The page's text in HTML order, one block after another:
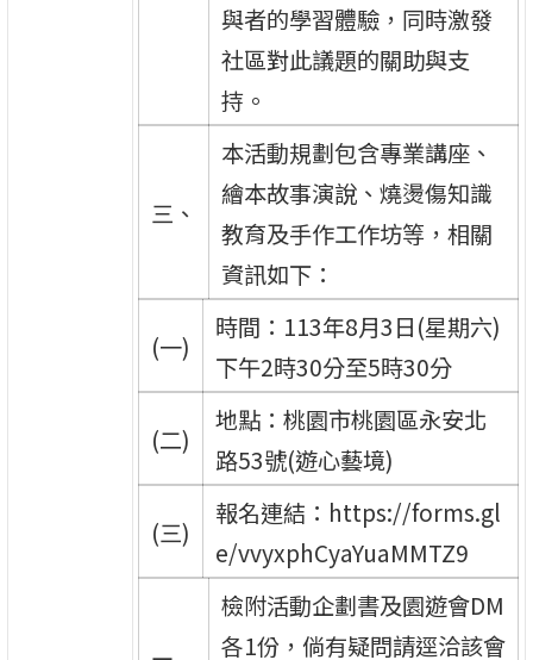
與者的學習體驗，同時激發
社區對此議題的關助與支
持。
三、
本活動規劃包含專業講座、
繪本故事演說、燒燙傷知識
教育及手作工作坊等，相關
資訊如下：
(一)
時間：113年8月3日(星期六)
下午2時30分至5時30分
(二)
地點：桃園市桃園區永安北
路53號(遊心藝境)
(三)
報名連結：https://forms.gl
e/vvyxphCyaYuaMMTZ9
檢附活動企劃書及園遊會DM
各1份，倘有疑問請逕洽該會